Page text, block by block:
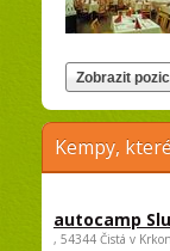
Kempy,
autocamp
, 54344 Čistá v